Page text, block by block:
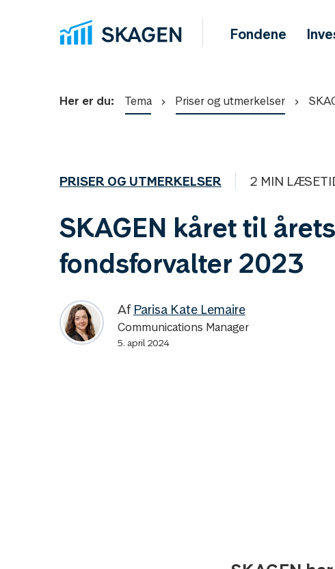
Fondene
Her er du: Tema Priser og utmerkelser
PRISER OG UTMERKELSER 2 MIN
SKAGEN kåret til årets
fondsforvalter 2023
Af Parisa Kate Lemaire
Communications Manager
5. april 2024